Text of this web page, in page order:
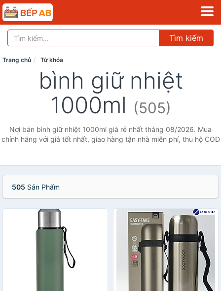
Tìm kiếm
Trang chủ Từ khóa
bình giữ nhiệt
1000ml (505)
Nơi bán bình giữ nhiệt 1000ml giá rẻ nhất tháng 08/2026. Mua
chính hãng với giá tốt nhất, giao hàng tận nhà miễn phí, thu hộ COD
505 Sản Phẩm